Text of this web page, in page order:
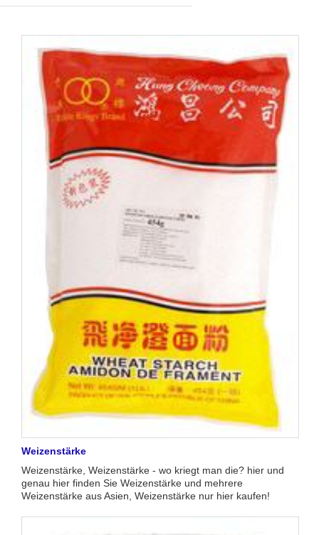
Weizenstärke
Weizenstärke, Weizenstärke - wo kriegt man die? hier und
genau hier finden Sie Weizenstärke und mehrere
Weizenstärke aus Asien, Weizenstärke nur hier kaufen!